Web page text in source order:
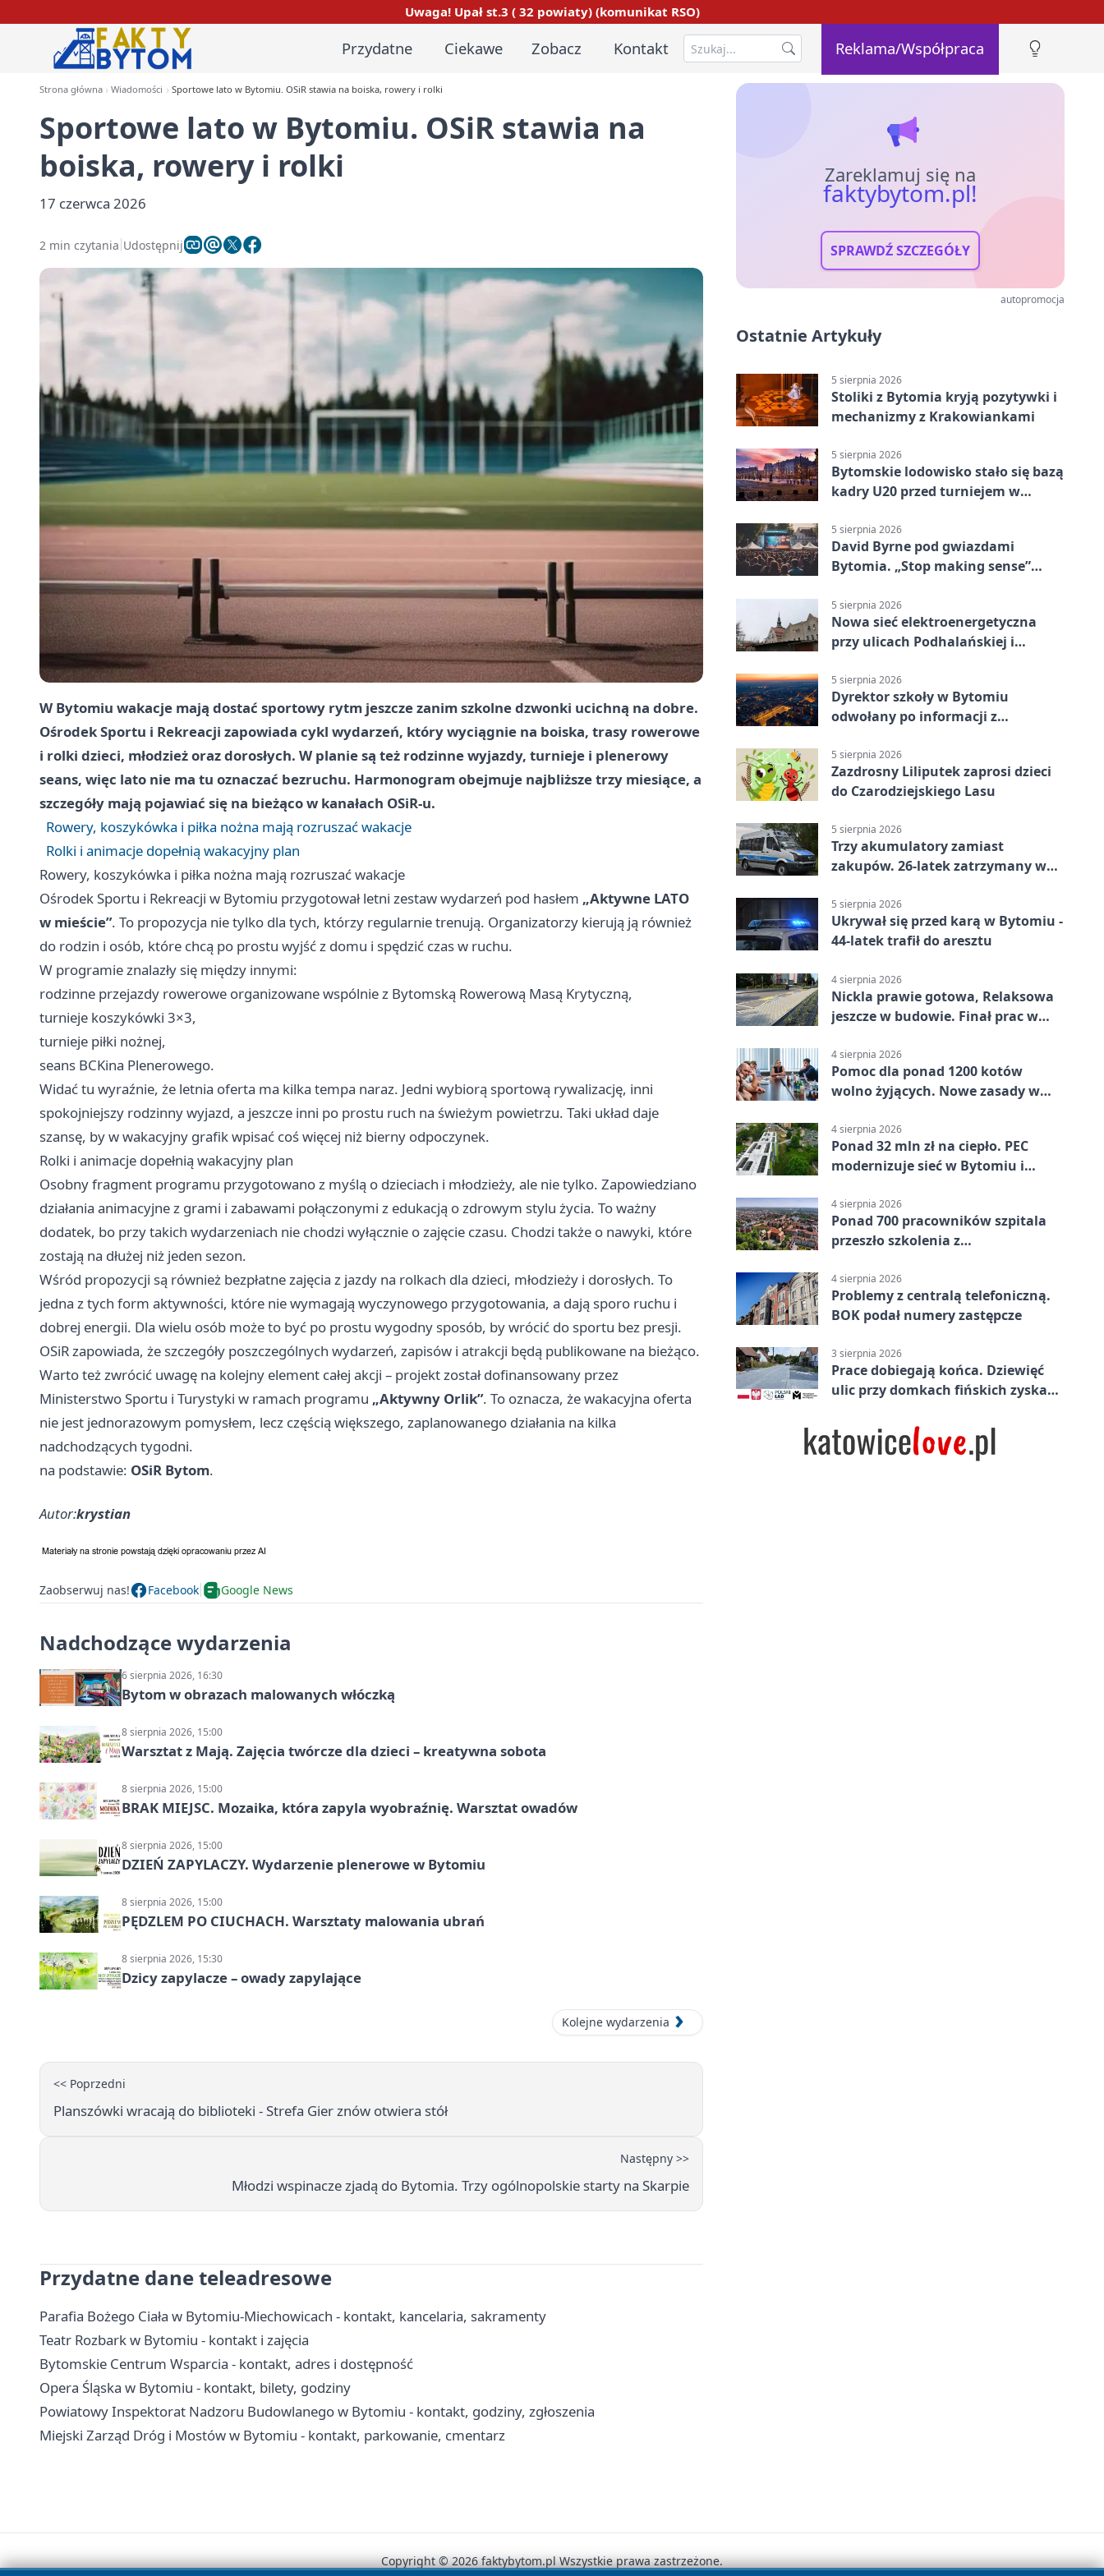
Uwaga! Upał st.3 ( 32 powiaty) (komunikat RSO)
Przydatne Ciekawe Zobacz Kontakt Reklama/Współpraca
Strona główna Wiadomości Sportowe lato w Bytomiu. OSiR stawia na boiska, rowery i rolki
Sportowe lato w Bytomiu. OSiR stawia na
boiska, rowery i rolki
17 czerwca 2026
2 min czytania Udostępnij
W Bytomiu wakacje mają dostać sportowy rytm jeszcze zanim szkolne dzwonki ucichną na dobre.
Ośrodek Sportu i Rekreacji zapowiada cykl wydarzeń, który wyciągnie na boiska, trasy rowerowe
i rolki dzieci, młodzież oraz dorosłych. W planie są też rodzinne wyjazdy, turnieje i plenerowy
seans, więc lato nie ma tu oznaczać bezruchu. Harmonogram obejmuje najbliższe trzy miesiące, a
szczegóły mają pojawiać się na bieżąco w kanałach OSiR-u.
Rowery, koszykówka i piłka nożna mają rozruszać wakacje
Rolki i animacje dopełnią wakacyjny plan
Rowery, koszykówka i piłka nożna mają rozruszać wakacje
Ośrodek Sportu i Rekreacji w Bytomiu przygotował letni zestaw wydarzeń pod hasłem „Aktywne LATO
w mieście”. To propozycja nie tylko dla tych, którzy regularnie trenują. Organizatorzy kierują ją również
do rodzin i osób, które chcą po prostu wyjść z domu i spędzić czas w ruchu.
W programie znalazły się między innymi:
rodzinne przejazdy rowerowe organizowane wspólnie z Bytomską Rowerową Masą Krytyczną,
turnieje koszykówki 3×3,
turnieje piłki nożnej,
seans BCKina Plenerowego.
Widać tu wyraźnie, że letnia oferta ma kilka tempa naraz. Jedni wybiorą sportową rywalizację, inni
spokojniejszy rodzinny wyjazd, a jeszcze inni po prostu ruch na świeżym powietrzu. Taki układ daje
szansę, by w wakacyjny grafik wpisać coś więcej niż bierny odpoczynek.
Rolki i animacje dopełnią wakacyjny plan
Osobny fragment programu przygotowano z myślą o dzieciach i młodzieży, ale nie tylko. Zapowiedziano
działania animacyjne z grami i zabawami połączonymi z edukacją o zdrowym stylu życia. To ważny
dodatek, bo przy takich wydarzeniach nie chodzi wyłącznie o zajęcie czasu. Chodzi także o nawyki, które
zostają na dłużej niż jeden sezon.
Wśród propozycji są również bezpłatne zajęcia z jazdy na rolkach dla dzieci, młodzieży i dorosłych. To
jedna z tych form aktywności, które nie wymagają wyczynowego przygotowania, a dają sporo ruchu i
dobrej energii. Dla wielu osób może to być po prostu wygodny sposób, by wrócić do sportu bez presji.
OSiR zapowiada, że szczegóły poszczególnych wydarzeń, zapisów i atrakcji będą publikowane na bieżąco.
Warto też zwrócić uwagę na kolejny element całej akcji – projekt został dofinansowany przez
Ministerstwo Sportu i Turystyki w ramach programu „Aktywny Orlik”. To oznacza, że wakacyjna oferta
nie jest jednorazowym pomysłem, lecz częścią większego, zaplanowanego działania na kilka
nadchodzących tygodni.
na podstawie: OSiR Bytom.
Autor:krystian
Zaobserwuj nas! Facebook Google News
Nadchodzące wydarzenia
6 sierpnia 2026, 16:30
Bytom w obrazach malowanych włóczką
8 sierpnia 2026, 15:00
Warsztat z Mają. Zajęcia twórcze dla dzieci – kreatywna sobota
8 sierpnia 2026, 15:00
BRAK MIEJSC. Mozaika, która zapyla wyobraźnię. Warsztat owadów
8 sierpnia 2026, 15:00
DZIEŃ ZAPYLACZY. Wydarzenie plenerowe w Bytomiu
8 sierpnia 2026, 15:00
PĘDZLEM PO CIUCHACH. Warsztaty malowania ubrań
8 sierpnia 2026, 15:30
Dzicy zapylacze – owady zapylające
Kolejne wydarzenia
<< Poprzedni
Planszówki wracają do biblioteki - Strefa Gier znów otwiera stół
Następny >>
Młodzi wspinacze zjadą do Bytomia. Trzy ogólnopolskie starty na Skarpie
Przydatne dane teleadresowe
Parafia Bożego Ciała w Bytomiu-Miechowicach - kontakt, kancelaria, sakramenty
Teatr Rozbark w Bytomiu - kontakt i zajęcia
Bytomskie Centrum Wsparcia - kontakt, adres i dostępność
Opera Śląska w Bytomiu - kontakt, bilety, godziny
Powiatowy Inspektorat Nadzoru Budowlanego w Bytomiu - kontakt, godziny, zgłoszenia
Miejski Zarząd Dróg i Mostów w Bytomiu - kontakt, parkowanie, cmentarz
Zareklamuj się na
faktybytom.pl!
SPRAWDŹ SZCZEGÓŁY
autopromocja
Ostatnie Artykuły
5 sierpnia 2026
Stoliki z Bytomia kryją pozytywki i
mechanizmy z Krakowiankami
5 sierpnia 2026
Bytomskie lodowisko stało się bazą
kadry U20 przed turniejem w
5 sierpnia 2026
David Byrne pod gwiazdami
Bytomia. „Stop making sense”
5 sierpnia 2026
Nowa sieć elektroenergetyczna
przy ulicach Podhalańskiej i
5 sierpnia 2026
Dyrektor szkoły w Bytomiu
odwołany po informacji z
5 sierpnia 2026
Zazdrosny Liliputek zaprosi dzieci
do Czarodziejskiego Lasu
5 sierpnia 2026
Trzy akumulatory zamiast
zakupów. 26-latek zatrzymany w
5 sierpnia 2026
Ukrywał się przed karą w Bytomiu -
44-latek trafił do aresztu
4 sierpnia 2026
Nickla prawie gotowa, Relaksowa
jeszcze w budowie. Finał prac w
4 sierpnia 2026
Pomoc dla ponad 1200 kotów
wolno żyjących. Nowe zasady w
4 sierpnia 2026
Ponad 32 mln zł na ciepło. PEC
modernizuje sieć w Bytomiu i
4 sierpnia 2026
Ponad 700 pracowników szpitala
przeszło szkolenia z
4 sierpnia 2026
Problemy z centralą telefoniczną.
BOK podał numery zastępcze
3 sierpnia 2026
Prace dobiegają końca. Dziewięć
ulic przy domkach fińskich zyska
Copyright © 2026 faktybytom.pl Wszystkie prawa zastrzeżone.